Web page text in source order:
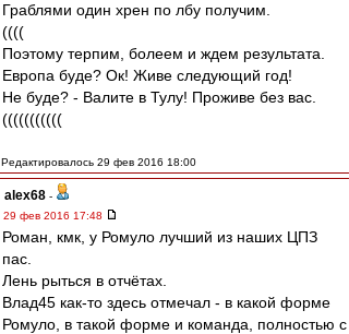
Граблями один хрен по лбу получим.
((((
Поэтому терпим, болеем и ждем результата.
Европа буде? Ок! Живе следующий год!
Не буде? - Валите в Тулу! Проживе без вас.
(((((((((((
Редактировалось 29 фев 2016 18:00
alex68 -
29 фев 2016 17:48
Роман, кмк, у Ромуло лучший из наших ЦПЗ
пас.
Лень рыться в отчётах.
Влад45 как-то здесь отмечал - в какой форме
Ромуло, в такой форме и команда, полностью с